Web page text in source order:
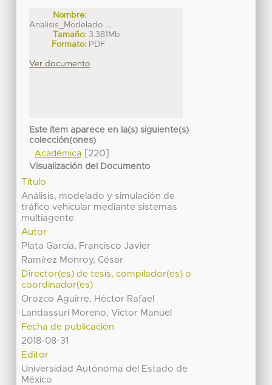
Nombre:
Analisis_Modelado ...
Tamaño: 3.381Mb
Formato: PDF
Ver documento
Este ítem aparece en la(s) siguiente(s)
colección(ones)
Académica[220]
Visualización del Documento
Título
Análisis, modelado y simulación de
tráfico vehicular mediante sistemas
multiagente
Autor
Plata García, Francisco Javier
Ramírez Monroy, César
Director(es) de tesis, compilador(es) o
coordinador(es)
Orozco Aguirre, Héctor Rafael
Landassuri Moreno, Victor Manuel
Fecha de publicación
2018-08-31
Editor
Universidad Autónoma del Estado de
México